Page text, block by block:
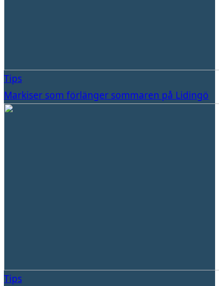
Tips
Markiser som förlänger sommaren på Lidingö
Tips